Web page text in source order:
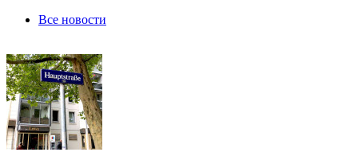
Все новости